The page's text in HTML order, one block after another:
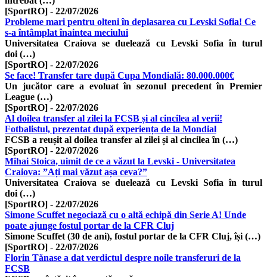
[SportRO] - 22/07/2026
Probleme mari pentru olteni în deplasarea cu Levski Sofia! Ce
s-a întâmplat înaintea meciului
Universitatea Craiova se duelează cu Levski Sofia în turul
doi (…)
[SportRO] - 22/07/2026
Se face! Transfer tare după Cupa Mondială: 80.000.000€
Un jucător care a evoluat în sezonul precedent în Premier
League (…)
[SportRO] - 22/07/2026
Al doilea transfer al zilei la FCSB și al cincilea al verii!
Fotbalistul, prezentat după experiența de la Mondial
FCSB a reușit al doilea transfer al zilei și al cincilea în (…)
[SportRO] - 22/07/2026
Mihai Stoica, uimit de ce a văzut la Levski - Universitatea
Craiova: ”Ați mai văzut așa ceva?”
Universitatea Craiova se duelează cu Levski Sofia în turul
doi (…)
[SportRO] - 22/07/2026
Simone Scuffet negociază cu o altă echipă din Serie A! Unde
poate ajunge fostul portar de la CFR Cluj
Simone Scuffet (30 de ani), fostul portar de la CFR Cluj, își (…)
[SportRO] - 22/07/2026
Florin Tănase a dat verdictul despre noile transferuri de la
FCSB